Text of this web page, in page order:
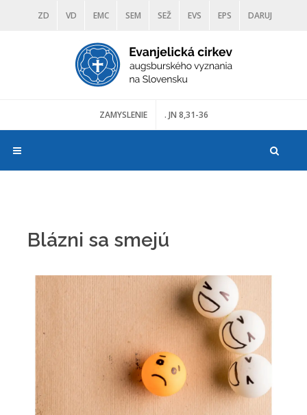
ZD VD EMC SEM SEŽ EVS EPS DARUJ
DIAKONIA ŠKOLY TRANOSCIUS
ZAMYSLENIE . JN 8,31-36
Blázni sa smejú